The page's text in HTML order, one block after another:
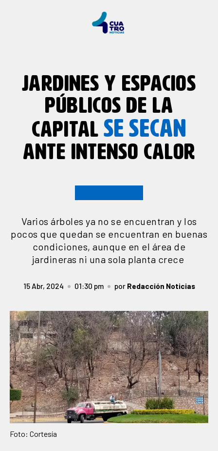
JARDINES Y ESPACIOS
PÚBLICOS DE LA
CAPITAL SE SECAN
ANTE INTENSO CALOR
Varios árboles ya no se encuentran y los
pocos que quedan se encuentran en buenas
condiciones, aunque en el área de
jardineras ni una sola planta crece
15 Abr, 2024 01:30 pm por Redacción Noticias
Foto: Cortesía